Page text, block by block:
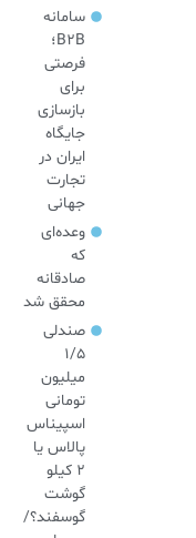
سامانه
B2B؛
فرصتی
برای
بازسازی
جایگاه
ایران در
تجارت
جهانی
وعده‌ای
که
صادقانه
محقق شد
صندلی
۱/۵
میلیون
تومانی
اسپیناس
پالاس یا
۲ کیلو
گوشت
گوسفند؟/